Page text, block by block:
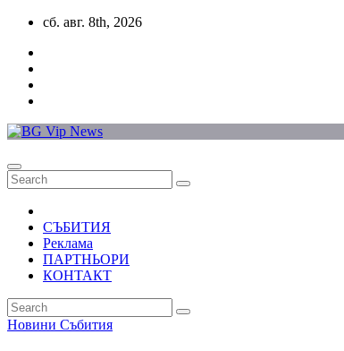
Skip
content
сб. авг. 8th, 2026
СЪБИТИЯ
Реклама
ПАРТНЬОРИ
КОНТАКТ
Новини Събития